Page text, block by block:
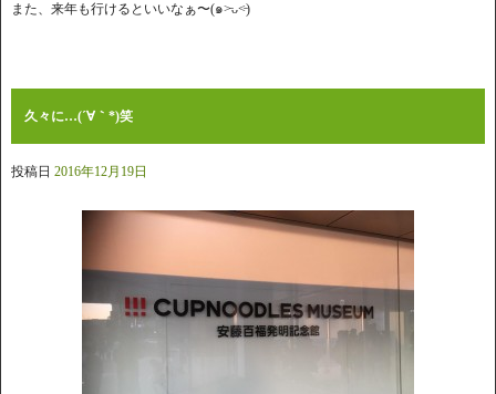
また、来年も行けるといいなぁ〜(๑˃̵ᴗ˂̵)
久々に…(´∀｀*)笑
投稿日 2016年12月19日